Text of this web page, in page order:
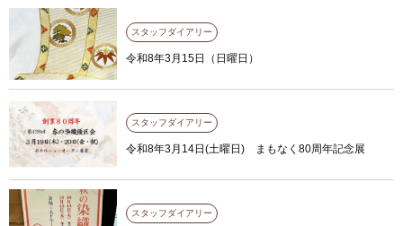
スタッフダイアリー
令和8年3月15日（日曜日）
スタッフダイアリー
令和8年3月14日(土曜日) まもなく80周年記念展
スタッフダイアリー